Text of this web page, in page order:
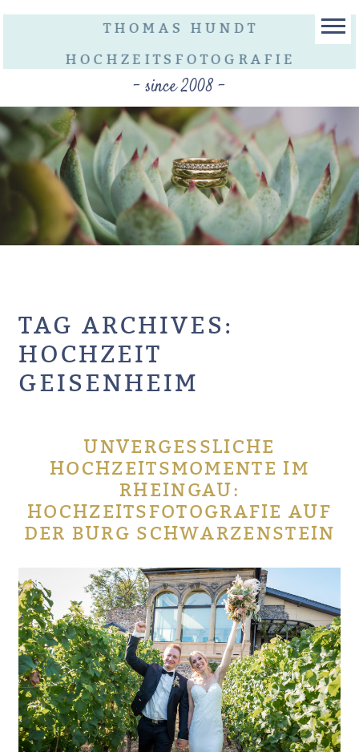
- since 2008 -
THOMAS HUNDT
HOCHZEITSFOTOGRAFIE
TAG ARCHIVES:
HOCHZEIT
GEISENHEIM
UNVERGESSLICHE
HOCHZEITSMOMENTE IM
RHEINGAU:
HOCHZEITSFOTOGRAFIE AUF
DER BURG SCHWARZENSTEIN